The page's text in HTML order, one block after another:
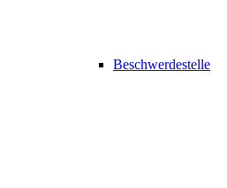
Beschwerdestelle